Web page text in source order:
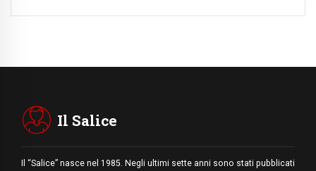
Il Salice
Il “Salice” nasce nel 1985. Negli ultimi sette anni sono stati pubblicati